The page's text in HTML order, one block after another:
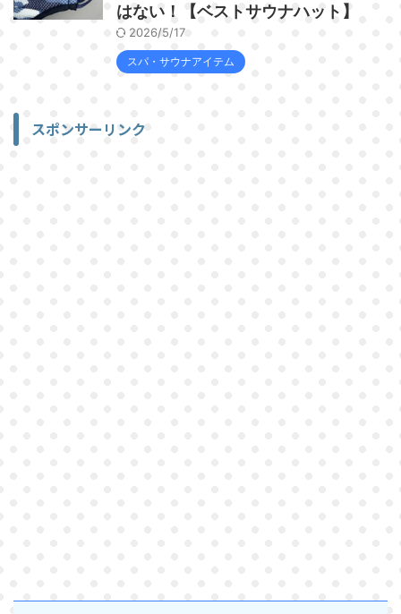
はない！【ベストサウナハット】
2026/5/17
スパ・サウナアイテム
スポンサーリンク